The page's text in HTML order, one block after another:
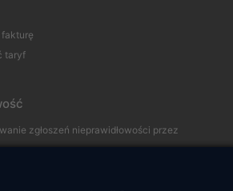
taryf
zgłoszeń nieprawidłowości przez